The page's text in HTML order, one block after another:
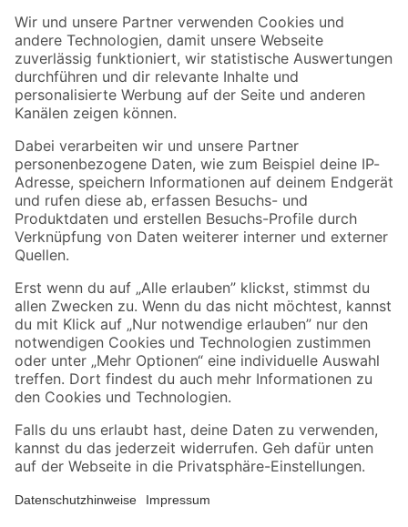
Der toom Newsletter: Keine Angebote und Aktionen mehr verpassen!
Zur Newsletter Anmeldung
Folge uns
Zahlungsarten Versandarten
Sicher einkaufen
Jetzt die toom-App herunterladen
Alle Preisangaben in EUR inkl. gesetzl. MwSt.. Die dargestellten Angebote sind unter
Umständen nicht in allen Märkten verfügbar. Die angegebenen Verfügbarkeiten beziehen
Produkte nur solange der Vorrat reicht.
*Paketversand ab 59 € versandkostenfrei, gilt nicht für Artikel mit Speditionsversand, hier